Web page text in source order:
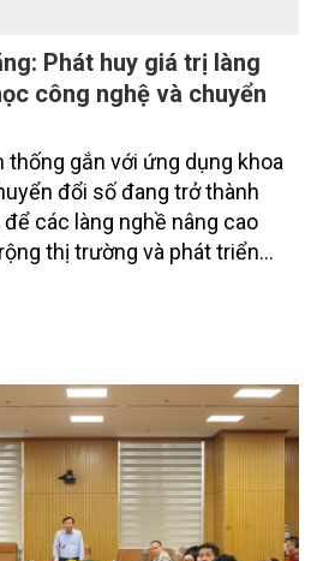
Phát huy giá trị làng
công nghệ và chuyển
thống gắn với ứng dụng khoa
đổi số đang trở thành
các làng nghề nâng cao
thị trường và phát triển
nhân và cơ sở sản xuất đã
đầu tư công nghệ, xây